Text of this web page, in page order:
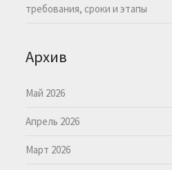
требования, сроки и этапы
Архив
Май 2026
Апрель 2026
Март 2026